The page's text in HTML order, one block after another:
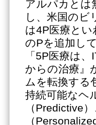
アルパカとは
し、米国のビ
は4P医療と
のPを追加し
「5P医療は
からの治療』
ムを転換する
持続可能なヘ
（Predictive
（